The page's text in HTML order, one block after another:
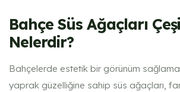
Bahçe Süs Ağaçları
Nelerdir?
Bahçelerde estetik bir görünüm
yaprak güzelliğine sahip süs ağaçları,